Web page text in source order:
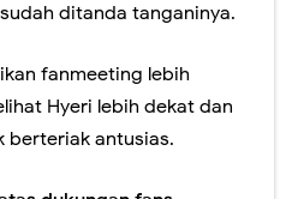
ditanda tanganinya.
fanmeeting lebih
Hyeri lebih dekat dan
berteriak antusias.